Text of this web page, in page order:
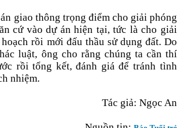
giao thông trọng điểm cho giải phóng
cứ vào dự án hiện tại, tức là cho giải
rồi mới đấu thầu sử dụng đất. Do
luật, ông cho rằng chúng ta cần thí
rồi tổng kết, đánh giá để tránh tình
nhiệm.
Tác giả: Ngọc An